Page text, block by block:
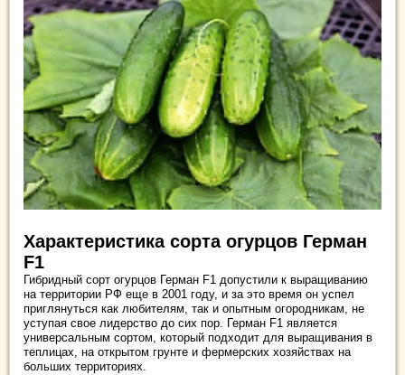
Характеристика сорта огурцов Герман
F1
Гибридный сорт огурцов Герман F1 допустили к выращиванию
на территории РФ еще в 2001 году, и за это время он успел
приглянуться как любителям, так и опытным огородникам, не
уступая свое лидерство до сих пор. Герман F1 является
универсальным сортом, который подходит для выращивания в
теплицах, на открытом грунте и фермерских хозяйствах на
больших территориях.